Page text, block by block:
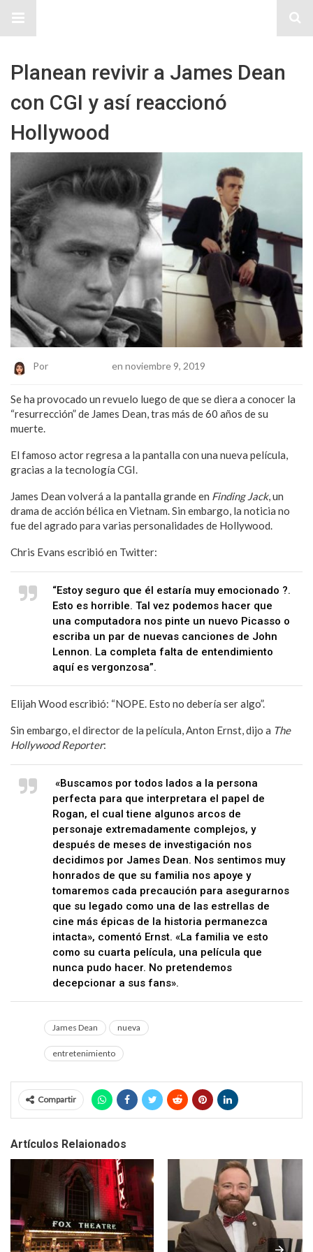
Planean revivir a James Dean
con CGI y así reaccionó
Hollywood
Por en noviembre 9, 2019
Se ha provocado un revuelo luego de que se diera a conocer la
“resurrección” de James Dean, tras más de 60 años de su
muerte.
El famoso actor regresa a la pantalla con una nueva película,
gracias a la tecnología CGI.
James Dean volverá a la pantalla grande en Finding Jack, un
drama de acción bélica en Vietnam. Sin embargo, la noticia no
fue del agrado para varias personalidades de Hollywood.
Chris Evans escribió en Twitter:
“Estoy seguro que él estaría muy emocionado ?.
Esto es horrible. Tal vez podemos hacer que
una computadora nos pinte un nuevo Picasso o
escriba un par de nuevas canciones de John
Lennon. La completa falta de entendimiento
aquí es vergonzosa”.
Elijah Wood escribió: “NOPE. Esto no debería ser algo”.
Sin embargo, el director de la película, Anton Ernst, dijo a The
Hollywood Reporter:
«Buscamos por todos lados a la persona
perfecta para que interpretara el papel de
Rogan, el cual tiene algunos arcos de
personaje extremadamente complejos, y
después de meses de investigación nos
decidimos por James Dean. Nos sentimos muy
honrados de que su familia nos apoye y
tomaremos cada precaución para asegurarnos
que su legado como una de las estrellas de
cine más épicas de la historia permanezca
intacta», comentó Ernst. «La familia ve esto
como su cuarta película, una película que
nunca pudo hacer. No pretendemos
decepcionar a sus fans».
James Dean nueva
entretenimiento
Compartir
Artículos Relaionados